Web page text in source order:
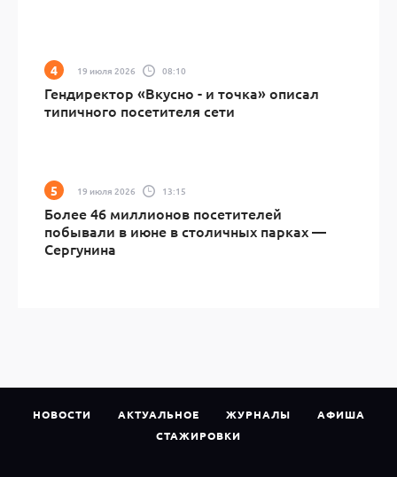
19 июля 2026 08:10
Гендиректор «Вкусно - и точка» описал
типичного посетителя сети
19 июля 2026 13:15
Более 46 миллионов посетителей
побывали в июне в столичных парках —
Сергунина
НОВОСТИ АКТУАЛЬНОЕ ЖУРНАЛЫ
АФИША
СТАЖИРОВКИ